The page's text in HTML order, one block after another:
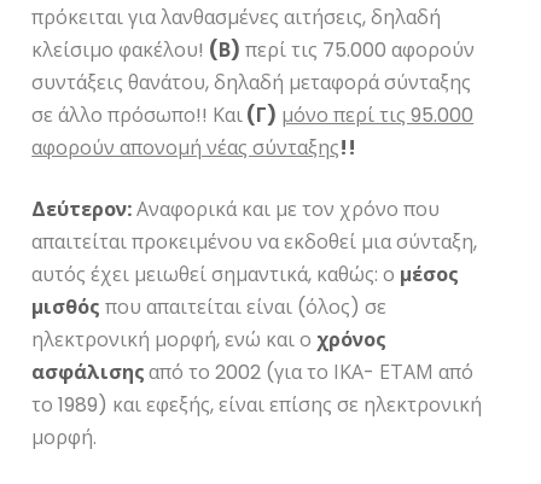
πρόκειται για λανθασμένες αιτήσεις, δηλαδή
κλείσιμο φακέλου! (Β) περί τις 75.000 αφορούν
συντάξεις θανάτου, δηλαδή μεταφορά σύνταξης
σε άλλο πρόσωπο!! Και(Γ) μόνο περί τις 95.000
αφορούν απονομή νέας σύνταξης!!
Δεύτερον:Αναφορικά και με τον χρόνο που
απαιτείται προκειμένου να εκδοθεί μια σύνταξη,
αυτός έχει μειωθεί σημαντικά, καθώς: ο μέσος
μισθός που απαιτείται είναι (όλος) σε
ηλεκτρονική μορφή, ενώ και ο χρόνος
ασφάλισηςαπό το 2002 (για το ΙΚΑ- ΕΤΑΜ από
το 1989) και εφεξής, είναι επίσης σε ηλεκτρονική
μορφή.